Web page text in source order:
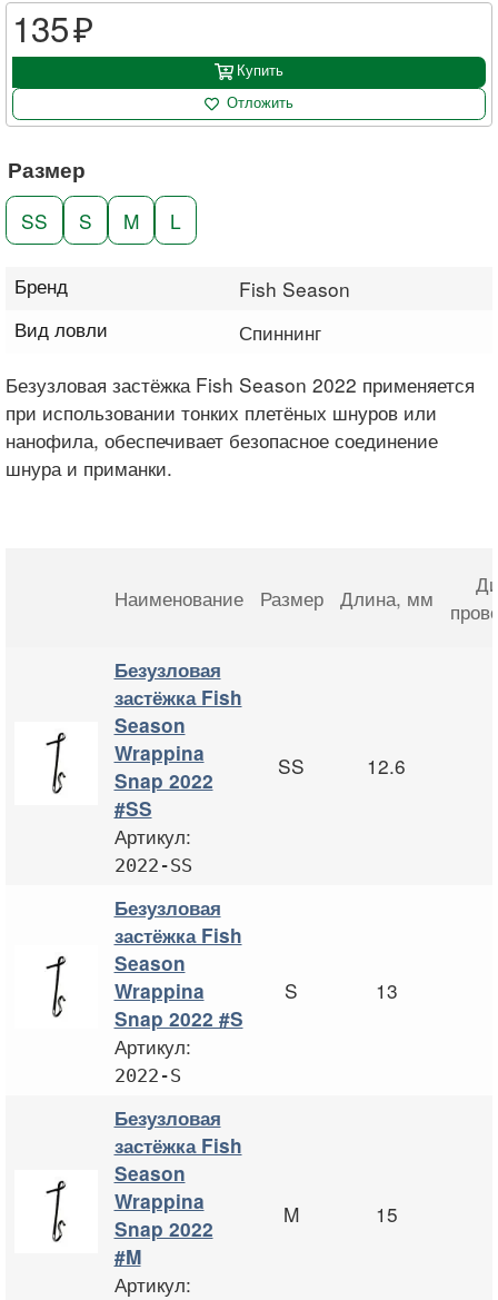
Размер
SS S M L
Бренд
Fish Season
Вид ловли
Спиннинг
135
Купить
Отложить
Безузловая застёжка Fish Season 2022 применяется
при использовании тонких плетёных шнуров или
нанофила, обеспечивает безопасное соединение
шнура и приманки.
Наименование Размер Длина, мм
Безузловая
застёжка Fish
Season
Wrappina
Snap 2022
#SS
Артикул:
2022-SS
SS 12.6
Безузловая
застёжка Fish
Season
Wrappina
Snap 2022 #S
Артикул:
2022-S
S 13
Безузловая
застёжка Fish
Season
Wrappina
Snap 2022
#M
Артикул:
M 15